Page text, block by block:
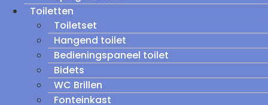
Toiletten
Toiletset
Hangend toilet
Bedieningspaneel toilet
Bidets
WC Brillen
Fonteinkast